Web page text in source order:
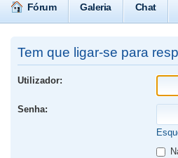
Fórum Galeria Chat
Tem que ligar-se para
Utilizador:
Senha: